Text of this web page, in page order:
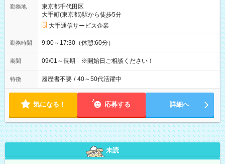
勤務地
東京都千代田区
大手町(東京都)駅から徒歩5分
大手通信サービス企業
勤務時間 9:00～17:30（休憩:60分）
期間 09/01～長期 ※開始日ご相談ください！
特徴 履歴書不要 / 40～50代活躍中
気になる！ 応募する 詳細へ
未読